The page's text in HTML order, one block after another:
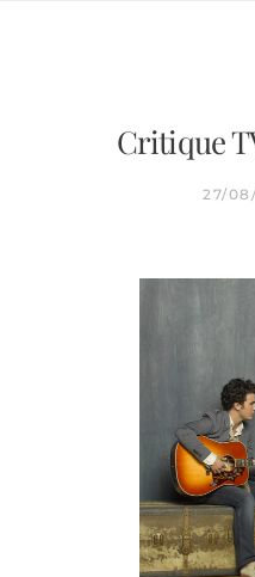
Critique
27/